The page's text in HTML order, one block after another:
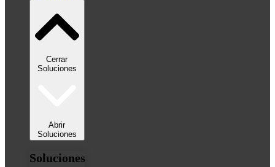
Cerrar
Soluciones
Abrir
Soluciones
Soluciones